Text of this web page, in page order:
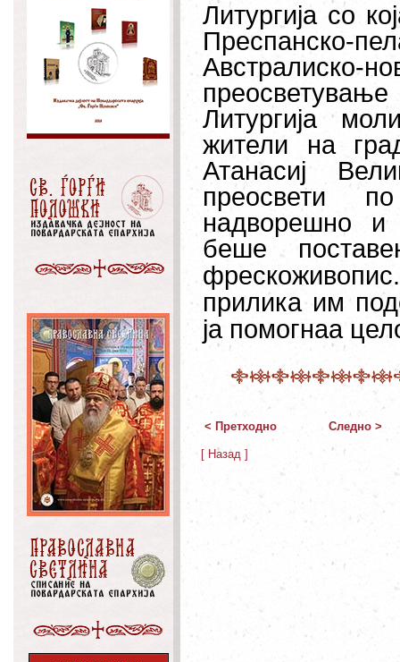
Литургија со
Преспанско-
Австралиско-
Литургија
жители на
Атанасиј
преосвети
надворешно
беше
прилика им
ја помогнаа
< Претходно Следно >
[ Назад ]